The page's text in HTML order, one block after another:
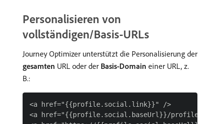
Personalisieren von
vollständigen/Basis-URLs
Journey Optimizer unterstützt die Personalisierung der
gesamten URL oder der Basis-Domain einer URL, z.
B.:
<a href="{{profile.social.link}}" />
<a href="{{profile.social.baseUrl}}/profile" />